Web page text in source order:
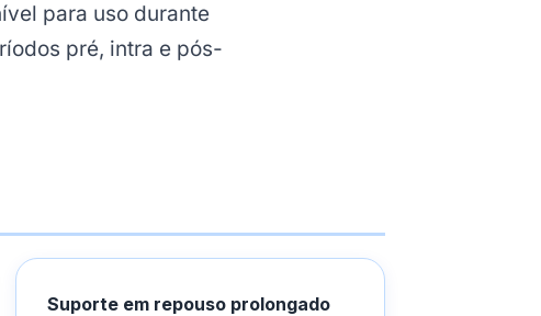
para uso durante
pré, intra e pós-
Suporte em repouso prolongado